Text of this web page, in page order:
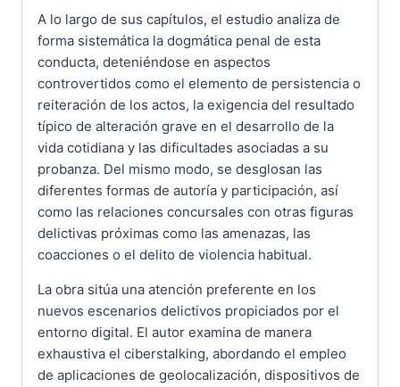
A lo largo de sus capítulos, el estudio analiza de
forma sistemática la dogmática penal de esta
conducta, deteniéndose en aspectos
controvertidos como el elemento de persistencia o
reiteración de los actos, la exigencia del resultado
típico de alteración grave en el desarrollo de la
vida cotidiana y las dificultades asociadas a su
probanza. Del mismo modo, se desglosan las
diferentes formas de autoría y participación, así
como las relaciones concursales con otras figuras
delictivas próximas como las amenazas, las
coacciones o el delito de violencia habitual.
La obra sitúa una atención preferente en los
nuevos escenarios delictivos propiciados por el
entorno digital. El autor examina de manera
exhaustiva el ciberstalking, abordando el empleo
de aplicaciones de geolocalización, dispositivos de